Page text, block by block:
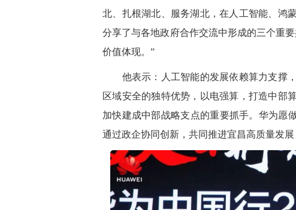
北、扎根湖北、服务湖北，在人工智能、鸿
分享了与各地政府合作交流中形成的三个重
价值体现。”
他表示：人工智能的发展依赖算力支撑，
区域安全的独特优势，以电强算，打造中部
加快建成中部战略支点的重要抓手。华为愿
通过政企协同创新，共同推进宜昌高质量发展